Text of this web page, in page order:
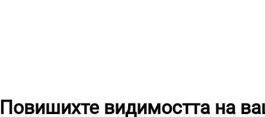
Повишихте видимостта на